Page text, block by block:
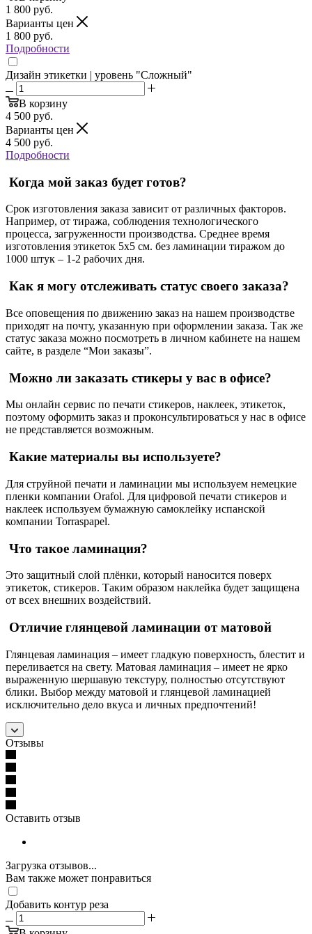
1 800 руб.
Варианты цен
1 800 руб.
Подробности
Дизайн этикетки | уровень "Сложный"
В корзину
4 500 руб.
Варианты цен
4 500 руб.
Подробности
Когда мой заказ будет готов?
Срок изготовления заказа зависит от различных факторов.
Например, от тиража, соблюдения технологического
процесса, загруженности производства. Среднее время
изготовления этикеток 5х5 см. без ламинации тиражом до
1000 штук – 1-2 рабочих дня.
Как я могу отслеживать статус своего заказа?
Все оповещения по движению заказ на нашем производстве
приходят на почту, указанную при оформлении заказа. Так же
статус заказа можно посмотреть в личном кабинете на нашем
сайте, в разделе “Мои заказы”.
Можно ли заказать стикеры у вас в офисе?
Мы онлайн сервис по печати стикеров, наклеек, этикеток,
поэтому оформить заказ и проконсультироваться у нас в офисе
не представляется возможным.
Какие материалы вы используете?
Для струйной печати и ламинации мы используем немецкие
пленки компании Orafol. Для цифровой печати стикеров и
наклеек используем бумажную самоклейку испанской
компании Torraspapel.
Что такое ламинация?
Это защитный слой плёнки, который наносится поверх
этикеток, стикеров. Таким образом наклейка будет защищена
от всех внешних воздействий.
Отличие глянцевой ламинации от матовой
Глянцевая ламинация – имеет гладкую поверхность, блестит и
переливается на свету. Матовая ламинация – имеет не ярко
выраженную шершавую текстуру, полностью отсутствуют
блики. Выбор между матовой и глянцевой ламинацией
исключительно дело вкуса и личных предпочтений!
Отзывы
Оставить отзыв
Загрузка отзывов...
Вам также может понравиться
Добавить контур реза